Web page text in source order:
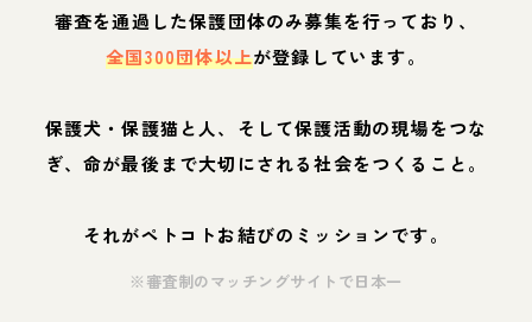
審査を通過した保護団体のみ募集を行っており、
全国300団体以上が登録しています。
保護犬・保護猫と人、そして保護活動の現場をつな
ぎ、命が最後まで大切にされる社会をつくること。
それがペトコトお結びのミッションです。
※審査制のマッチングサイトで日本一